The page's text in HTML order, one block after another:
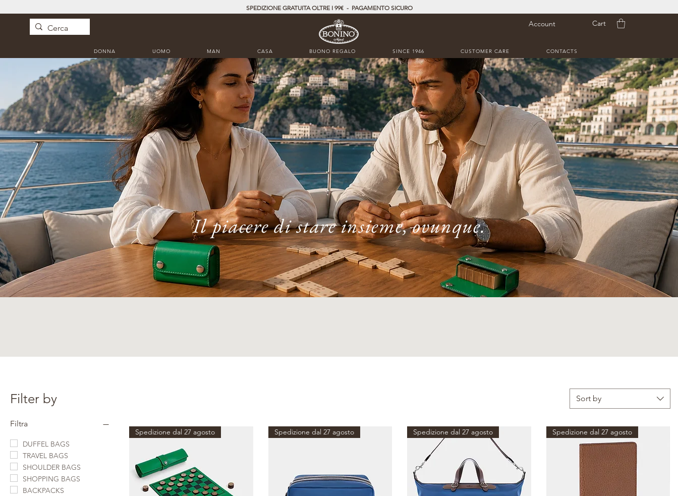
SPEDIZIONE GRATUITA OLTRE I 99€ - PAGAMENTO SICURO
Account Cart
DONNA UOMO MAN CASA BUONO REGALO SINCE 1946 CUSTOMER CARE CONTACTS
Il piacere di stare insieme, ovunque.
Filter by
Filtra
DUFFEL BAGS
TRAVEL BAGS
SHOULDER BAGS
SHOPPING BAGS
BACKPACKS
Sort by
Spedizione dal 27 agosto Spedizione dal 27 agosto Spedizione dal 27 agosto Spedizione dal 27 agosto